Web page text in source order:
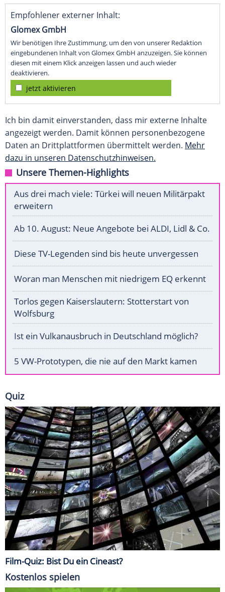
Empfohlener externer Inhalt:
Glomex GmbH
Wir benötigen Ihre Zustimmung, um den von unserer Redaktion
eingebundenen Inhalt von Glomex GmbH anzuzeigen. Sie können
diesen mit einem Klick anzeigen lassen und auch wieder
deaktivieren.
jetzt aktivieren
Ich bin damit einverstanden, dass mir externe Inhalte
angezeigt werden. Damit können personenbezogene
Daten an Drittplattformen übermittelt werden. Mehr
dazu in unseren Datenschutzhinweisen.
Unsere Themen-Highlights
Aus drei mach viele: Türkei will neuen Militärpakt
erweitern
Ab 10. August: Neue Angebote bei ALDI, Lidl & Co.
Diese TV-Legenden sind bis heute unvergessen
Woran man Menschen mit niedrigem EQ erkennt
Torlos gegen Kaiserslautern: Stotterstart von
Wolfsburg
Ist ein Vulkanausbruch in Deutschland möglich?
5 VW-Prototypen, die nie auf den Markt kamen
Quiz
Film-Quiz: Bist Du ein Cineast?
Kostenlos spielen